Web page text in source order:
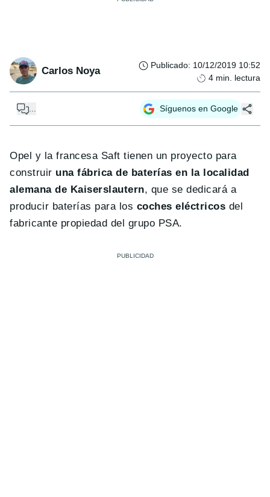
Carlos Noya Publicado: 10/12/2019 10:52
4 min. lectura
... Síguenos en Google
Opel y la francesa Saft tienen un proyecto para
construir una fábrica de baterías en la localidad
alemana de Kaiserslautern, que se dedicará a
producir baterías para los coches eléctricos del
fabricante propiedad del grupo PSA.